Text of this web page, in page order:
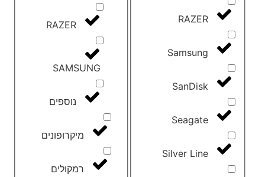
RAZER
Samsung
SanDisk
Seagate
Silver Line
RAZER
SAMSUNG
נוספים
מיקרופונים
רמקולים